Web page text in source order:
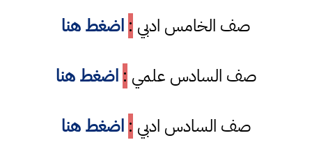
صف الخامس ادبي : اضغط هنا
صف السادس علمي : اضغط هنا
صف السادس ادبي : اضغط هنا